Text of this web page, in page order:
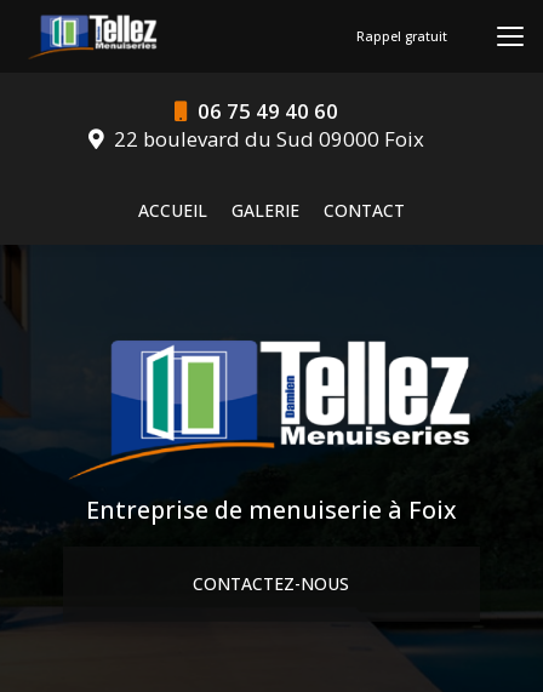
contenu
06 75 49 40 60
22 boulevard du Sud 09000 Foix
ACCUEIL
GALERIE CONTACT
Rappel gratuit
Entreprise de menuiserie à Foix
CONTACTEZ-NOUS